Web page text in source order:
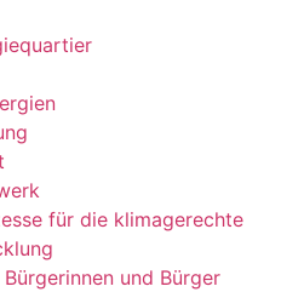
für die klimagerechte
und Bürger